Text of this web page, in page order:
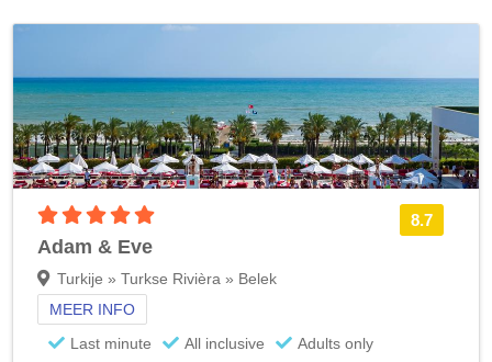
8.7
Adam & Eve
Turkije » Turkse Rivièra » Belek
MEER INFO
Last minute
All inclusive
Adults only